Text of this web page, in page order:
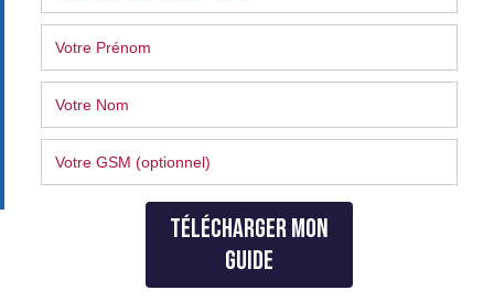
Suivez-nous sur Facebook
2026 - 9ci, le développement éthique. All rights reserved.